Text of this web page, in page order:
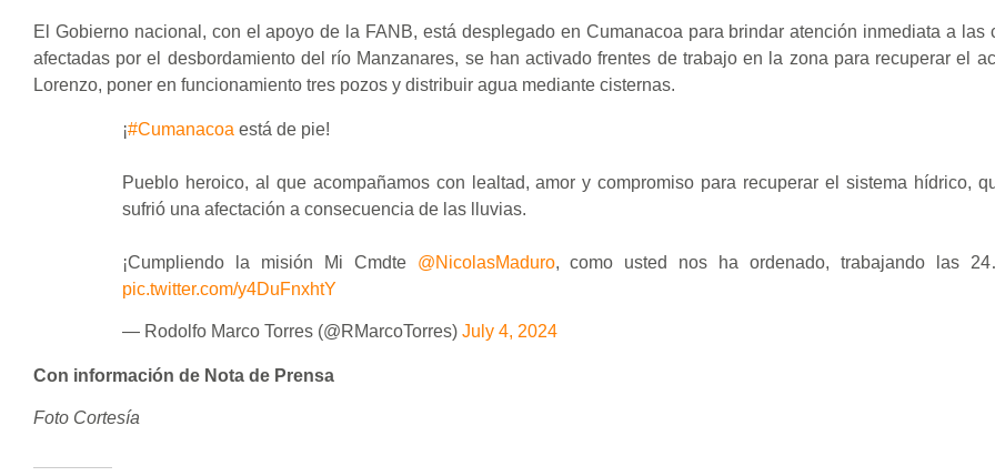
El Gobierno nacional, con el apoyo de la FANB, está desplegado en Cumanacoa para brindar atención inmediata a las
afectadas por el desbordamiento del río Manzanares, se han activado frentes de trabajo en la zona para recuperar el
Lorenzo, poner en funcionamiento tres pozos y distribuir agua mediante cisternas.
¡#Cumanacoa está de pie!
Pueblo heroico, al que acompañamos con lealtad, amor y compromiso para recuperar el sistema hídrico,
sufrió una afectación a consecuencia de las lluvias.
¡Cumpliendo la misión Mi Cmdte @NicolasMaduro, como usted nos ha ordenado, trabajando las
pic.twitter.com/y4DuFnxhtY
— Rodolfo Marco Torres (@RMarcoTorres) July 4, 2024
Con información de Nota de Prensa
Foto Cortesía